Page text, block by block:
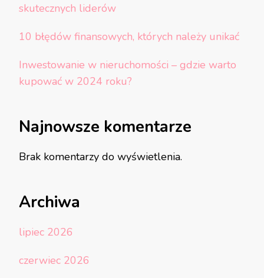
skutecznych liderów
10 błędów finansowych, których należy unikać
Inwestowanie w nieruchomości – gdzie warto
kupować w 2024 roku?
Najnowsze komentarze
Brak komentarzy do wyświetlenia.
Archiwa
lipiec 2026
czerwiec 2026